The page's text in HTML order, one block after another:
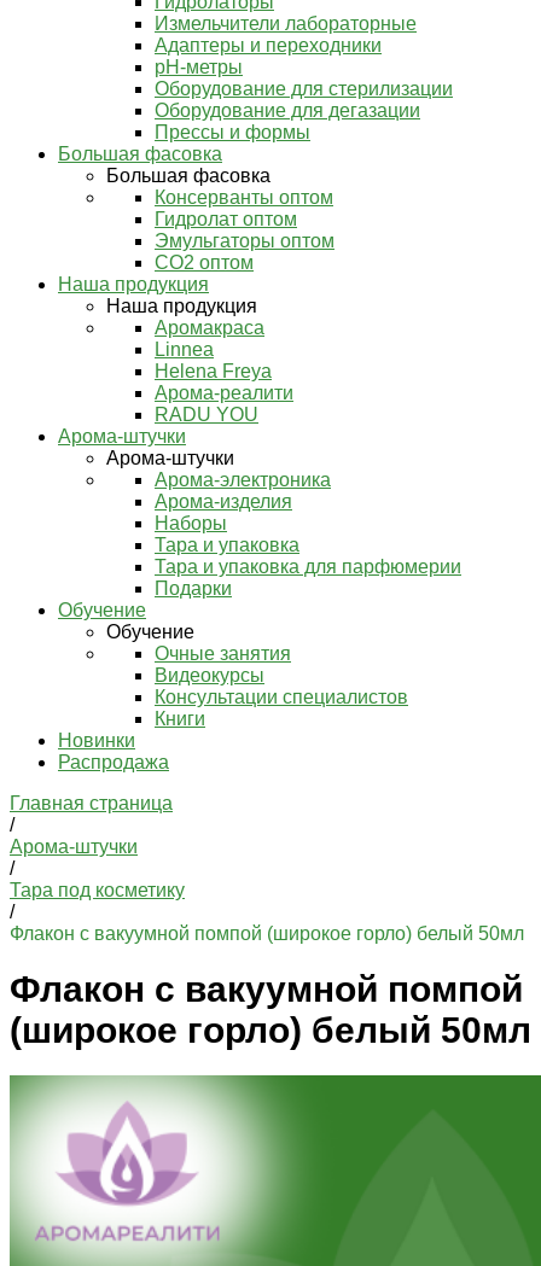
Измельчители лабораторные
Адаптеры и переходники
pH-метры
Оборудование для стерилизации
Оборудование для дегазации
Прессы и формы
Большая фасовка
Большая фасовка
Консерванты оптом
Гидролат оптом
Эмульгаторы оптом
СО2 оптом
Наша продукция
Наша продукция
Аромакраса
Linnea
Helena Freya
Арома-реалити
RADU YOU
Арома-штучки
Арома-штучки
Арома-электроника
Арома-изделия
Наборы
Тара и упаковка
Тара и упаковка для парфюмерии
Подарки
Обучение
Обучение
Очные занятия
Видеокурсы
Консультации специалистов
Книги
Новинки
Распродажа
Главная страница
/
Арома-штучки
/
Тара под косметику
/
Флакон с вакуумной помпой (широкое горло) белый 50мл
Флакон с вакуумной помпой
(широкое горло) белый 50мл